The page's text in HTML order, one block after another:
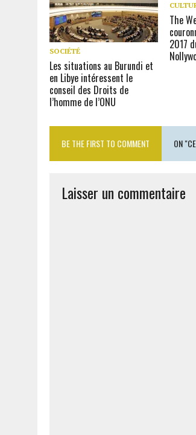
SOCIÉTÉ
Les situations au Burundi et
en Libye intéressent le
conseil des Droits de
l’homme de l’ONU
The
2017
BE THE FIRST TO COMMENT ON
Laisser un commentaire